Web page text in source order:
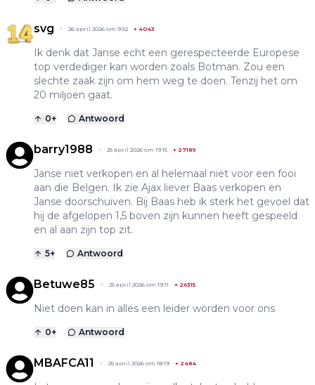
svg 26 april 2026 om 9:52 + 4043
Ik denk dat Janse echt een gerespecteerde Europese
top verdediger kan worden zoals Botman. Zou een
slechte zaak zijn om hem weg te doen. Tenzij het om
20 miljoen gaat.
0+ Antwoord
barry1988 25 april 2026 om 19:15 + 27189
Janse niet verkopen en al helemaal niet voor een fooi
aan die Belgen. Ik zie Ajax liever Baas verkopen en
Janse doorschuiven. Bij Baas heb ik sterk het gevoel dat
hij de afgelopen 1,5 boven zijn kunnen heeft gespeeld
en al aan zijn top zit.
5+ Antwoord
Betuwe85 25 april 2026 om 19:11 + 26315
Niet doen kan in alles een leider worden voor ons
0+ Antwoord
MBAFCA11 25 april 2026 om 18:19 + 2484